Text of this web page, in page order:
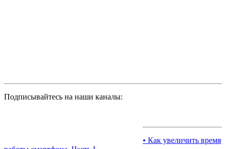
Подписывайтесь на наши каналы:
• Как увеличить время